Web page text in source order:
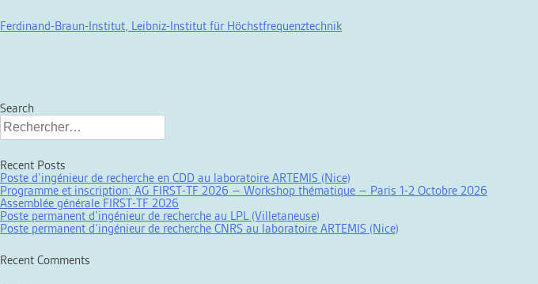
Ferdinand-Braun-Institut, Leibniz-Institut für Höchstfrequenztechnik
Search
Rechercher :
Recent Posts
Poste d’ingénieur de recherche en CDD au laboratoire ARTEMIS (Nice)
Programme et inscription: AG FIRST-TF 2026 – Workshop thématique – Paris 1-2 Octobre 2026
Assemblée générale FIRST-TF 2026
Poste permanent d’ingénieur de recherche au LPL (Villetaneuse)
Poste permanent d’ingénieur de recherche CNRS au laboratoire ARTEMIS (Nice)
Recent Comments